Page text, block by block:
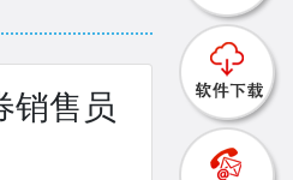
销售员